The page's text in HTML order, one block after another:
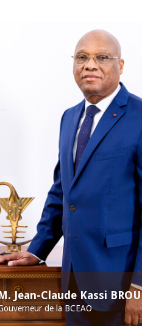
Jean-Claude Kassi BROU
de la BCEAO